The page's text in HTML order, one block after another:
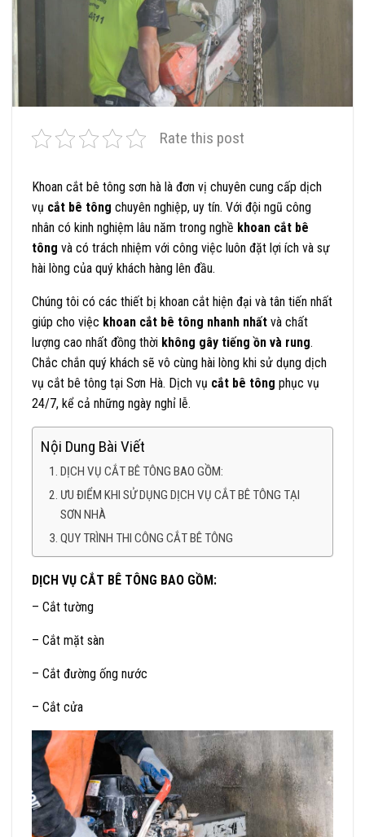
Rate this post
Khoan cắt bê tông sơn hà là đơn vị chuyên cung cấp dịch
vụ cắt bê tông chuyên nghiệp, uy tín. Với đội ngũ công
nhân có kinh nghiệm lâu năm trong nghề khoan cắt bê
tông và có trách nhiệm với công việc luôn đặt lợi ích và sự
hài lòng của quý khách hàng lên đầu.
Chúng tôi có các thiết bị khoan cắt hiện đại và tân tiến nhất
giúp cho việc khoan cắt bê tông nhanh nhất và chất
lượng cao nhất đồng thời không gây tiếng ồn và rung.
Chắc chắn quý khách sẽ vô cùng hài lòng khi sử dụng dịch
vụ cắt bê tông tại Sơn Hà. Dịch vụ cắt bê tông phục vụ
24/7, kể cả những ngày nghỉ lễ.
Nội Dung Bài Viết
DỊCH VỤ CẮT BÊ TÔNG BAO GỒM:
ƯU ĐIỂM KHI SỬ DỤNG DỊCH VỤ CẮT BÊ TÔNG TẠI
SƠN NHÀ
QUY TRÌNH THI CÔNG CẮT BÊ TÔNG
DỊCH VỤ CẮT BÊ TÔNG BAO GỒM:
– Cắt tường
– Cắt mặt sàn
– Cắt đường ống nước
– Cắt cửa